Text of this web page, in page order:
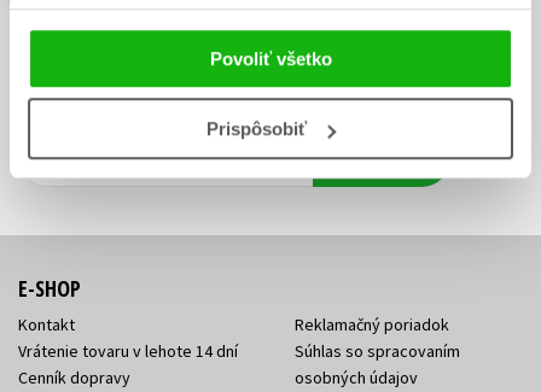
Povoliť všetko
Prispôsobiť
Budete to vedieť ako prvý!
výhodná zľava, aká beží súťaž o ceny?Prihláste sa k odberu našich
e-mailových noviniek!
emailová
adresa
emailová
adresa
Vaša emailová adresa Prihlásiť sa
E-SHOP
Kontakt
Vrátenie tovaru v lehote 14 dní
Cenník dopravy
Reklamačný poriadok
Súhlas so spracovaním
osobných údajov